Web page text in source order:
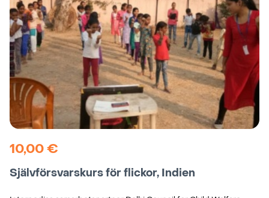
10,00€
Självförsvarskurs för flickor, Indien